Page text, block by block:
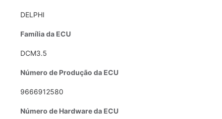
DELPHI
Família da ECU
DCM3.5
Número de Produção da ECU
9666912580
Número de Hardware da ECU